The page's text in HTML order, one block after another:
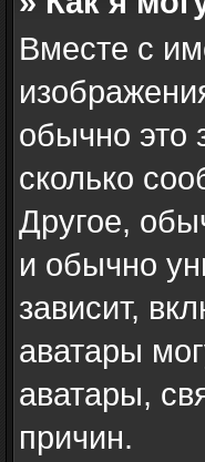
Вместе с
обычно это
сколько
Другое,
и обычно
зависит,
аватары
аватары,
причин.